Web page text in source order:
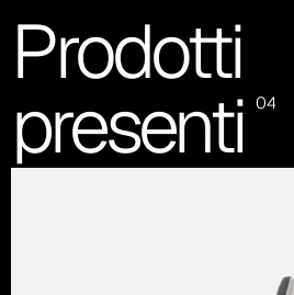
Prodotti
presenti 04